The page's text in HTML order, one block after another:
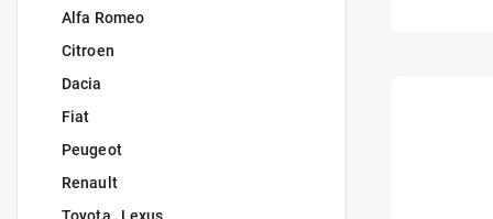
Alfa Romeo
Citroen
Dacia
Fiat
Peugeot
Renault